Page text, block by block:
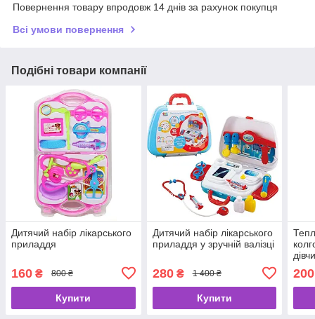
Повернення товару впродовж 14 днів за рахунок покупця
Всі умови повернення
Подібні товари компанії
Дитячий набір лікарського
приладдя
160 ₴ 800 ₴
Купити
Дитячий набір лікарського
приладдя у зручній валізці
280₴ 1 400 ₴
Купити
200